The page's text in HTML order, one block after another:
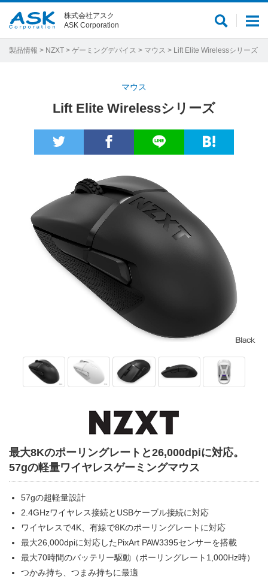
メ
ュ
サ
ト
株式会社アスク
ASK Corporation
製品情報 > NZXT > ゲーミングデバイス > マウス > Lift Elite Wirelessシリーズ
マウス
Lift Elite Wirelessシリーズ
最大8Kのポーリングレートと26,000dpiに対応。
57gの軽量ワイヤレスゲーミングマウス
57gの超軽量設計
2.4GHzワイヤレス接続とUSBケーブル接続に対応
ワイヤレスで4K、有線で8Kのポーリングレートに対応
最大26,000dpiに対応したPixArt PAW3395センサーを搭載
最大70時間のバッテリー駆動（ポーリングレート1,000Hz時）
つかみ持ち、つまみ持ちに最適